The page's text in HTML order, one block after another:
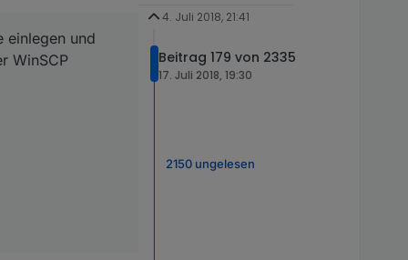
einlegen und
WinSCP
4. Juli 2018, 21:41
Beitrag 179 von 2335
17. Juli 2018, 19:30
2150 ungelesen